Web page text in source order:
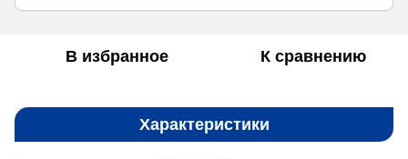
В избранное К сравнению
Характеристики